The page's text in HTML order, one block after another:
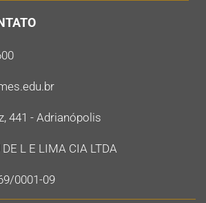
441 - Adrianópolis
L E LIMA CIA LTDA
0001-09